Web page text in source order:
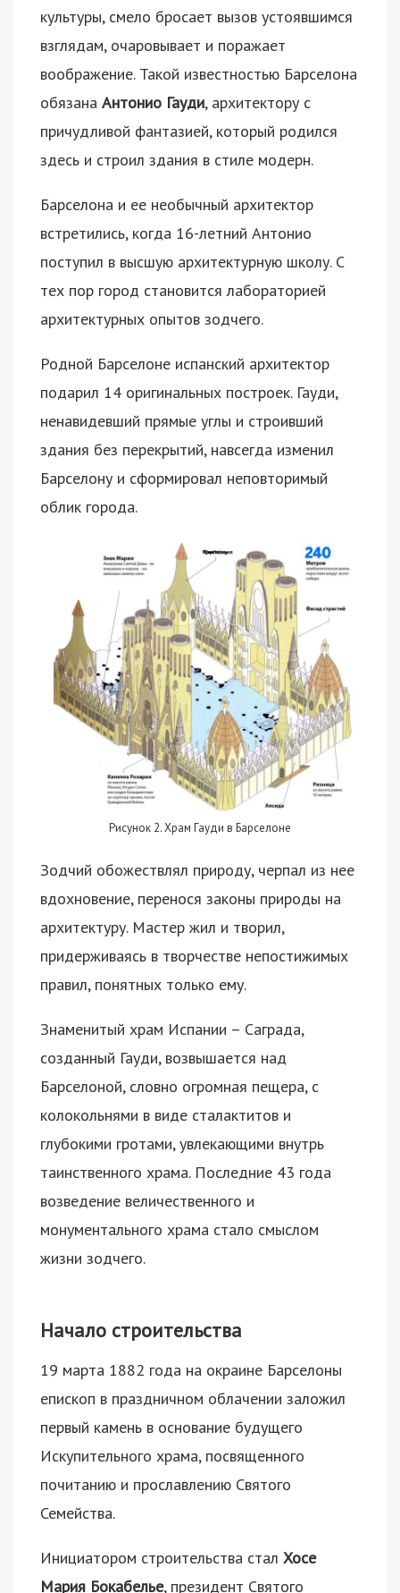
культуры, смело бросает вызов устоявшимся
взглядам, очаровывает и поражает
воображение. Такой известностью Барселона
обязана Антонио Гауди, архитектору с
причудливой фантазией, который родился
здесь и строил здания в стиле модерн.
Барселона и ее необычный архитектор
встретились, когда 16-летний Антонио
поступил в высшую архитектурную школу. С
тех пор город становится лабораторией
архитектурных опытов зодчего.
Родной Барселоне испанский архитектор
подарил 14 оригинальных построек. Гауди,
ненавидевший прямые углы и строивший
здания без перекрытий, навсегда изменил
Барселону и сформировал неповторимый
облик города.
Рисунок 2. Храм Гауди в Барселоне
Зодчий обожествлял природу, черпал из нее
вдохновение, перенося законы природы на
архитектуру. Мастер жил и творил,
придерживаясь в творчестве непостижимых
правил, понятных только ему.
Знаменитый храм Испании – Саграда,
созданный Гауди, возвышается над
Барселоной, словно огромная пещера, с
колокольнями в виде сталактитов и
глубокими гротами, увлекающими внутрь
таинственного храма. Последние 43 года
возведение величественного и
монументального храма стало смыслом
жизни зодчего.
Начало строительства
19 марта 1882 года на окраине Барселоны
епископ в праздничном облачении заложил
первый камень в основание будущего
Искупительного храма, посвященного
почитанию и прославлению Святого
Семейства.
Инициатором строительства стал Хосе
Мария Бокабелье, президент Святого